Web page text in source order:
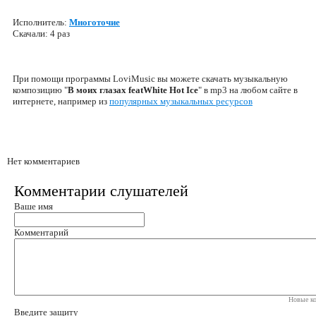
Исполнитель: Многоточие
Скачали: 4 раз
При помощи программы LoviMusic вы можете скачать музыкальную
композицию "В моих глазах featWhite Hot Ice" в mp3 на любом сайте в
интернете, например из популярных музыкальных ресурсов
Нет комментариев
Комментарии слушателей
Ваше имя
Комментарий
Новые
Введите защиту